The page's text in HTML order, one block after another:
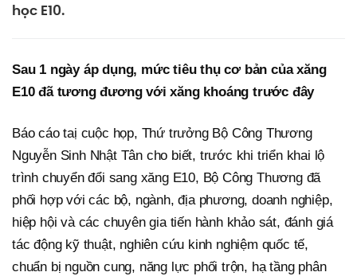
học E10.
Sau 1 ngày áp dụng, mức tiêu thụ cơ bản của xăng
E10 đã tương đương với xăng khoáng trước đây
Báo cáo taị cuộc họp, Thứ trưởng Bộ Công Thương
Nguyễn Sinh Nhật Tân cho biết, trước khi triển khai lộ
trình chuyển đổi sang xăng E10, Bộ Công Thương đã
phối hợp với các bộ, ngành, địa phương, doanh nghiệp,
hiệp hội và các chuyên gia tiến hành khảo sát, đánh giá
tác động kỹ thuật, nghiên cứu kinh nghiệm quốc tế,
chuẩn bị nguồn cung, năng lực phối trộn, hạ tầng phân